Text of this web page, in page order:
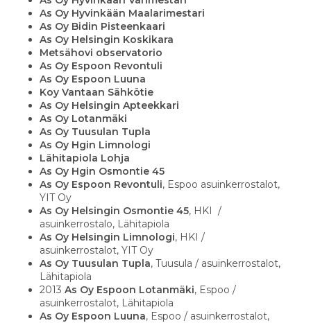
As Oy Hyvinkään Maalarimestari
As Oy Bidin Pisteenkaari
As Oy Helsingin Koskikara
Metsähovi observatorio
As Oy Espoon Revontuli
As Oy Espoon Luuna
Koy Vantaan Sähkötie
As Oy Helsingin Apteekkari
As Oy Lotanmäki
As Oy Tuusulan Tupla
As Oy Hgin Limnologi
Lähitapiola Lohja
As Oy Hgin Osmontie 45
As Oy Espoon Revontuli, Espoo asuinkerrostalot,
YIT Oy
As Oy Helsingin Osmontie 45, HKI /
asuinkerrostalo, Lähitapiola
As Oy Helsingin Limnologi, HKI /
asuinkerrostalot, YIT Oy
As Oy Tuusulan Tupla, Tuusula / asuinkerrostalot,
Lähitapiola
2013As Oy Espoon Lotanmäki, Espoo /
asuinkerrostalot, Lähitapiola
As Oy Espoon Luuna, Espoo / asuinkerrostalot,